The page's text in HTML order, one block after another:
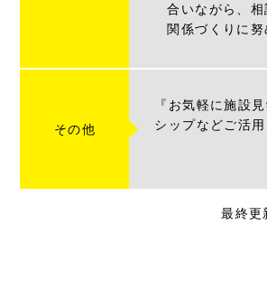
合いながら、
関係づくりに努
その他
『お気軽に施設
シップなどご活用
最終